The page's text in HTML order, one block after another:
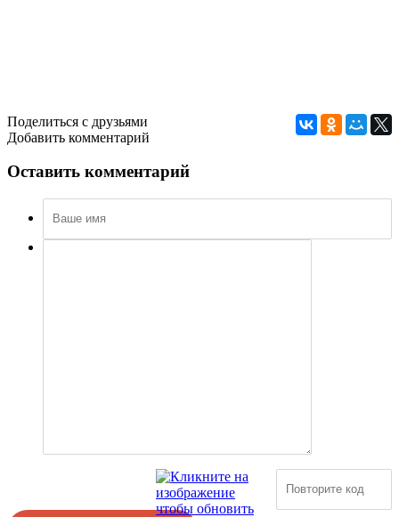
Поделиться с друзьями
Добавить комментарий
Оставить комментарий